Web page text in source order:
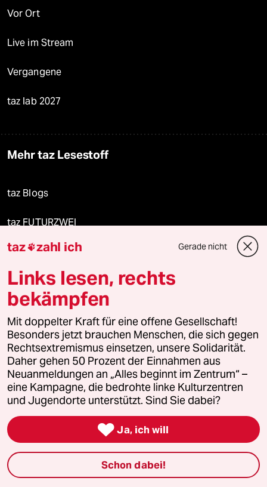
Vor Ort
Live im Stream
Vergangene
taz lab 2027
Mehr taz Lesestoff
taz Blogs
taz FUTURZWEI
Le Monde diplomatique
taz Archiv
Mehr taz Angebote
Reisen
Kantine
Shop
Anzeigen
taz zahl ich Gerade nicht
Links lesen, rechts
bekämpfen
Mit doppelter Kraft für eine offene Gesellschaft!
Besonders jetzt brauchen Menschen, die sich gegen
Rechtsextremismus einsetzen, unsere Solidarität.
Daher gehen 50 Prozent der Einnahmen aus
Neuanmeldungen an „Alles beginnt im Zentrum“ –
eine Kampagne, die bedrohte linke Kulturzentren
und Jugendorte unterstützt. Sind Sie dabei?
 Ja, ich will
Schon dabei!